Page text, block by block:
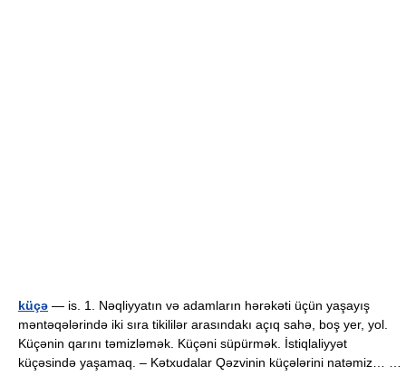
küçə — is. 1. Nəqliyyatın və adamların hərəkəti üçün yaşayış
məntəqələrində iki sıra tikililər arasındakı açıq sahə, boş yer, yol.
Küçənin qarını təmizləmək. Küçəni süpürmək. İstiqlaliyyət
küçəsində yaşamaq. – Kətxudalar Qəzvinin küçələrini natəmiz… …